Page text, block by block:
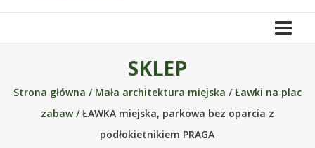
Alwo
sklep
meble
ogrodowe,
SKLEP
Strona główna / Mała architektura miejska /Ławki na plac
zabaw/ ŁAWKA miejska, parkowa bez oparcia z
podłokietnikiem PRAGA